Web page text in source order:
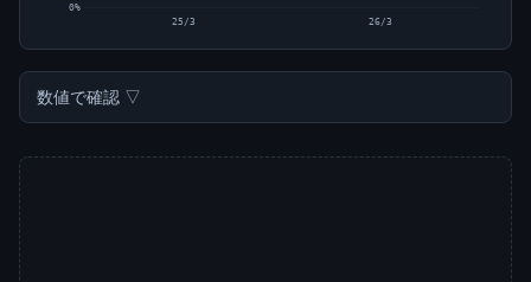
0%
25/3 26/3
数値で確認 ▽